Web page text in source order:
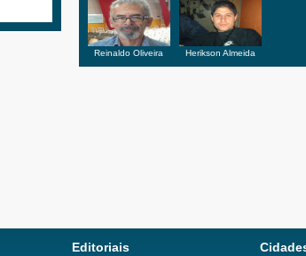
Reinaldo Oliveira Herikson Almeida
Editoriais